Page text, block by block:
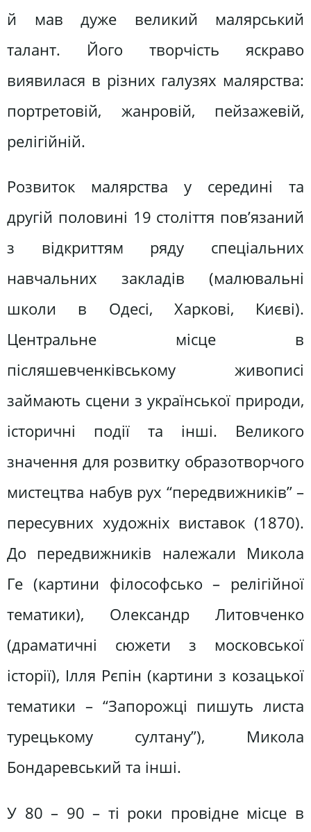
й мав дуже великий малярський
талант. Його творчість яскраво
виявилася в різних галузях малярства:
портретовій, жанровій, пейзажевій,
релігійній.
Розвиток малярства у середині та
другій половині 19 століття пов’язаний
з відкриттям ряду спеціальних
навчальних закладів (малювальні
школи в Одесі, Харкові, Києві).
Центральне місце в
післяшевченківському живописі
займають сцени з української природи,
історичні події та інші. Великого
значення для розвитку образотворчого
мистецтва набув рух “передвижників” –
пересувних художніх виставок (1870).
До передвижників належали Микола
Ге (картини філософсько – релігійної
тематики), Олександр Литовченко
(драматичні сюжети з московської
історії), Ілля Рєпін (картини з козацької
тематики – “Запорожці пишуть листа
турецькому султану”), Микола
Бондаревський та інші.
У 80 – 90 – ті роки провідне місце в